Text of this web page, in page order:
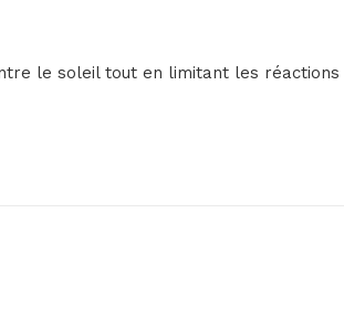
le soleil tout en limitant les réactions